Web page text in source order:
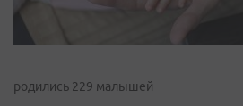
родились 229 малышей